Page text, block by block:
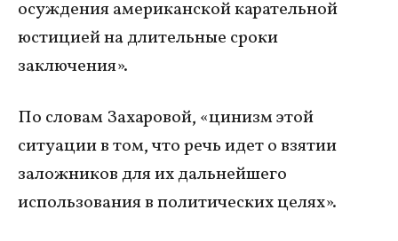
осуждения американской карательной
юстицией на длительные сроки
заключения».
По словам Захаровой, «цинизм этой
ситуации в том, что речь идет о взятии
заложников для их дальнейшего
использования в политических целях».